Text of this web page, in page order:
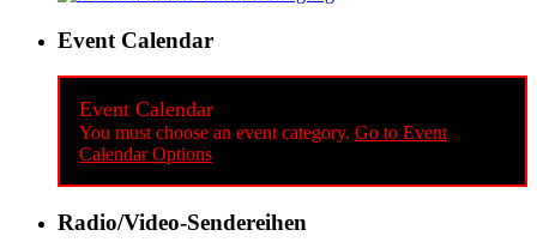
Event Calendar
Event Calendar
You must choose an event category. Go to Event
Calendar Options
Radio/Video-Sendereihen